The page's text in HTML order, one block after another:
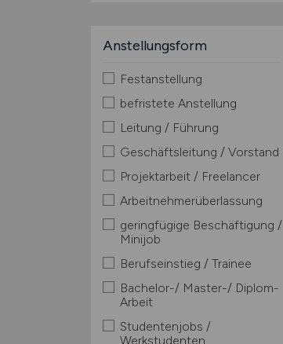
Anstellungsform
Festanstellung
befristete Anstellung
Leitung / Führung
Geschäftsleitung / Vorstand
Projektarbeit / Freelancer
Arbeitnehmerüberlassung
geringfügige Beschäftigung /
Minijob
Berufseinstieg / Trainee
Bachelor-/ Master-/ Diplom-
Arbeit
Studentenjobs /
Werkstudenten